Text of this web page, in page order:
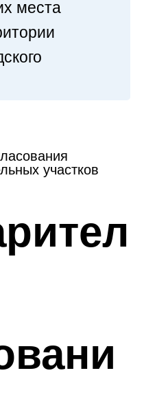
места
участков